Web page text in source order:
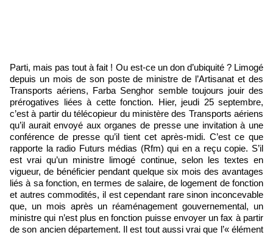
Parti, mais pas tout à fait ! Ou est-ce un don d’ubiquité ? Limogé
depuis un mois de son poste de ministre de l’Artisanat et des
Transports aériens, Farba Senghor semble toujours jouir des
prérogatives liées à cette fonction. Hier, jeudi 25 septembre,
c’est à partir du télécopieur du ministère des Transports aériens
qu’il aurait envoyé aux organes de presse une invitation à une
conférence de presse qu’il tient cet après-midi. C’est ce que
rapporte la radio Futurs médias (Rfm) qui en a reçu copie. S’il
est vrai qu’un ministre limogé continue, selon les textes en
vigueur, de bénéficier pendant quelque six mois des avantages
liés à sa fonction, en termes de salaire, de logement de fonction
et autres commodités, il est cependant rare sinon inconcevable
que, un mois après un réaménagement gouvernemental, un
ministre qui n’est plus en fonction puisse envoyer un fax à partir
de son ancien département. Il est tout aussi vrai que l’« élément